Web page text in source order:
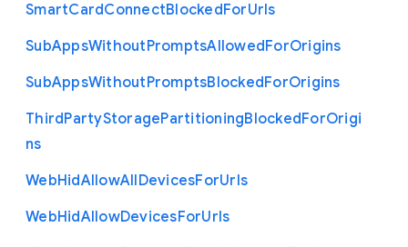
SmartCardConnectBlockedForUrls
SubAppsWithoutPromptsAllowedForOrigins
SubAppsWithoutPromptsBlockedForOrigins
ThirdPartyStoragePartitioningBlockedForOrigi
ns
WebHidAllowAllDevicesForUrls
WebHidAllowDevicesForUrls